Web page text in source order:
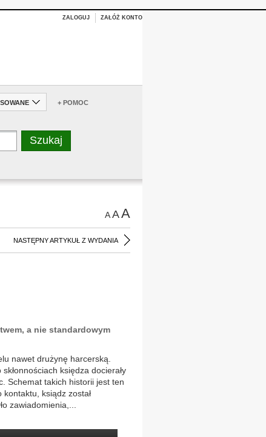
ZALOGUJ ZAŁÓŻ KONTO
+ POMOC
AAA
NASTĘPNY ARTYKUŁ Z WYDANIA
a nie standardowym
nawet drużynę harcerską.
księdza docierały
Schemat takich historii jest ten
kontaktu, ksiądz został
zawiadomienia,...